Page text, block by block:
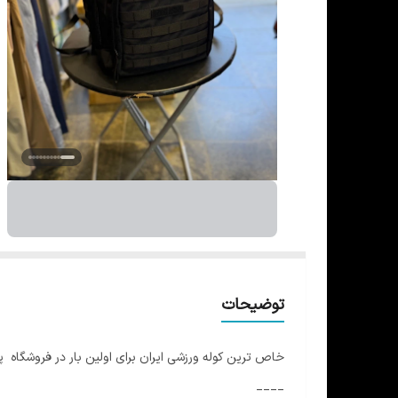
توضیحات
خاص ترین کوله ورزشی ایران برای اولین بار در فروشگاه
____